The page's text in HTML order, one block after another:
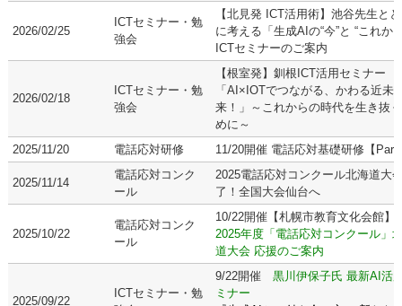
2026/02/25
ICTセミナー・勉
強会
【北見発 ICT活用術】池谷先生と
に考える「生成AIの“今”と “これか
ICTセミナーのご案内
2026/02/18
ICTセミナー・勉
強会
【根室発】釧根ICT活用セミナー
「AI×IOTでつながる、かわる近未
来！」～これからの時代を生き抜
めに～
2025/11/20
電話応対研修 11/20開催 電話応対基礎研修【
2025/11/14
電話応対コンク
ール
2025電話応対コンクール北海道大
了！全国大会仙台へ
2025/10/22
電話応対コンク
ール
10/22開催【札幌市教育文化会館】
2025年度「電話応対コンクール」
道大会 応援のご案内
2025/09/22
ICTセミナー・勉
9/22開催 黒川伊保子氏 最新AI活
ミナー